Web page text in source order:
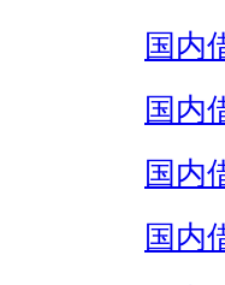
国内
国内
国内
国内